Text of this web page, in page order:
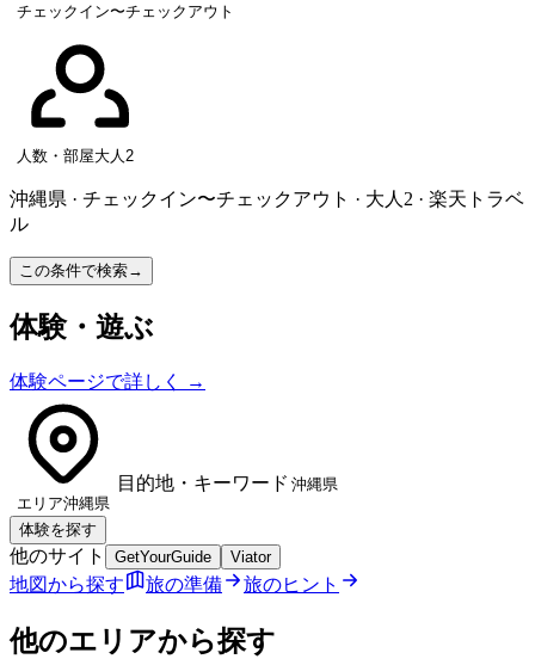
チェックイン〜チェックアウト
人数・部屋大人2
沖縄県 · チェックイン〜チェックアウト · 大人2 · 楽天トラベ
ル
この条件で検索→
体験・遊ぶ
体験ページで詳しく →
エリア沖縄県
目的地・キーワード
体験を探す
他のサイト GetYourGuide Viator
地図から探す 旅の準備 旅のヒント
他のエリアから探す